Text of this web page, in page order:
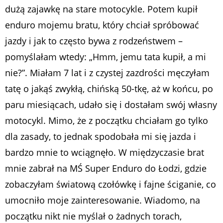
dużą zajawkę na stare motocykle. Potem kupił
enduro mojemu bratu, który chciał spróbować
jazdy i jak to często bywa z rodzeństwem –
pomyślałam wtedy: „Hmm, jemu tata kupił, a mi
nie?”. Miałam 7 lat i z czystej zazdrości męczyłam
tatę o jakąś zwykłą, chińską 50-tkę, aż w końcu, po
paru miesiącach, udało się i dostałam swój własny
motocykl. Mimo, że z początku chciałam go tylko
dla zasady, to jednak spodobała mi się jazda i
bardzo mnie to wciągnęło. W międzyczasie brat
mnie zabrał na MŚ Super Enduro do Łodzi, gdzie
zobaczyłam światową czołówkę i fajne ściganie, co
umocniło moje zainteresowanie. Wiadomo, na
początku nikt nie myślał o żadnych torach,